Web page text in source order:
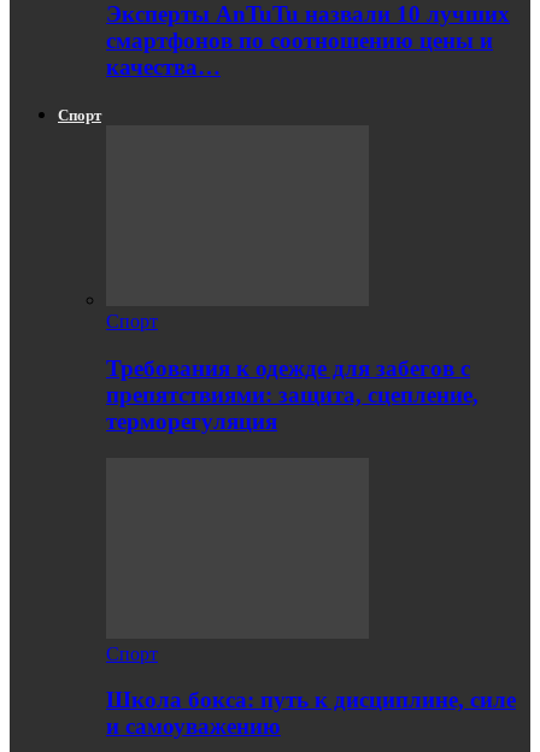
Эксперты AnTuTu назвали 10 лучших
смартфонов по соотношению цены и
качества…
Спорт
Спорт
Требования к одежде для забегов с
препятствиями: защита, сцепление,
терморегуляция
Спорт
Школа бокса: путь к дисциплине, силе
и самоуважению